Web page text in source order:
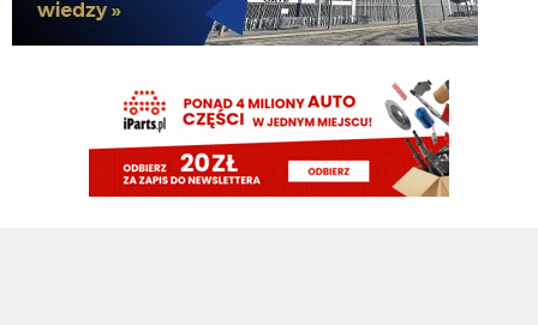
Ale zeby tez nie marudzic to uwazam, ze obrona Bisseck/Pavard,
Akanji/Stones, Bastoni/Augusto jest silniejsza niz rok temu. Gdyby do tego
doszedl jakis mlody do rotacji lub starszy nawet zadaniowiec ktory w razie
06.08.2026 16:38
A co do Stonesa to biorac pod uwage jaki jest szklany to mam problem z
traktowaniem go jako cos wiecej niz uzupelnienia kadry